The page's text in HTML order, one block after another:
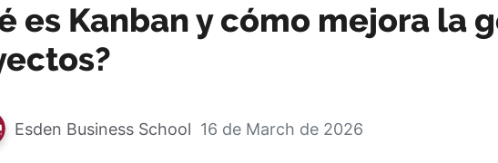
es Kanban y cómo mejora la
Esden Business School 16 de March de 2026